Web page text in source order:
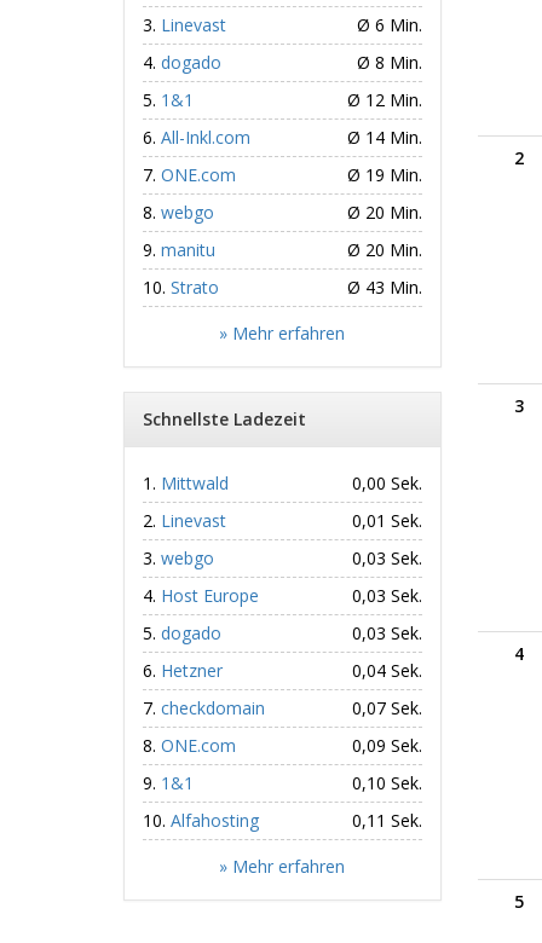
2
3
4
5
Linevast
Ø 6 Min.
dogado
Ø 8 Min.
1&1
Ø 12 Min.
All-Inkl.com
Ø 14 Min.
ONE.com
Ø 19 Min.
webgo
Ø 20 Min.
manitu
Ø 20 Min.
Strato
Ø 43 Min.
» Mehr erfahren
Schnellste Ladezeit
Mittwald
0,00 Sek.
Linevast
0,01 Sek.
webgo
0,03 Sek.
Host Europe
0,03 Sek.
dogado
0,03 Sek.
Hetzner
0,04 Sek.
checkdomain
0,07 Sek.
ONE.com
0,09 Sek.
1&1
0,10 Sek.
Alfahosting
0,11 Sek.
» Mehr erfahren